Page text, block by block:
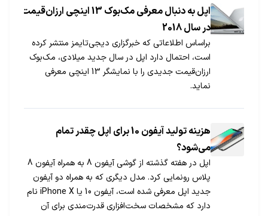
اپل به دنبال معرفی مک‎بوک 13 اینچی ارزان‌قیمت
در سال 2018
براساس اطلاعاتی که خبرگزاری دیجی‌تایمز منتشر کرده
است، احتمال دارد اپل در سال جدید میلادی، مک‌بوک
ارزان‌قیمت جدیدی را با نمایشگر 13 اینچی معرفی
نماید.
هزینه تولید آیفون 10 برای اپل چقدر تمام
می‏‌شود؟
اپل در هفته گذشته از گوشی آیفون 8 به همراه آیفون 8
پلاس رونمایی کرد. مدل دیگری که به همراه دو آیفون
جدید اپل معرفی شده است، آیفون 10 یا iPhone X نام
دارد که مشخصات سخت‌افزاری قدرت‌مندی برای آن